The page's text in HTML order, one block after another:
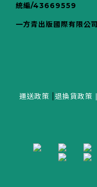
統編/43669559
一方青出版國際有限公司
運送政策 退換貨政策 |